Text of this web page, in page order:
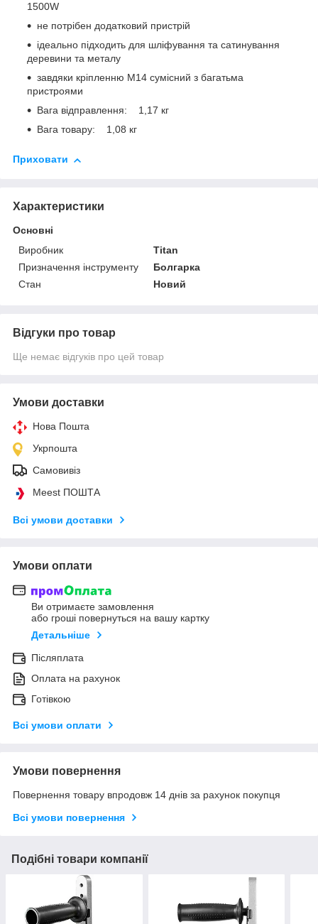
1500W
не потрібен додатковий пристрій
ідеально підходить для шліфування та сатинування
деревини та металу
завдяки кріпленню M14 сумісний з багатьма
пристроями
Вага відправлення: 1,17 кг
Вага товару: 1,08 кг
Приховати
Характеристики
Основні
Виробник
Titan
Призначення інструменту
Болгарка
Стан
Новий
Відгуки про товар
Ще немає відгуків про цей товар
Умови доставки
Нова Пошта
Укрпошта
Самовивіз
Meest ПОШТА
Всі умови доставки
Умови оплати
Ви отримаєте замовлення
або гроші повернуться на вашу картку
Детальніше
Післяплата
Оплата на рахунок
Готівкою
Всі умови оплати
Умови повернення
Повернення товару впродовж 14 днів за рахунок покупця
Всі умови повернення
Подібні товари компанії